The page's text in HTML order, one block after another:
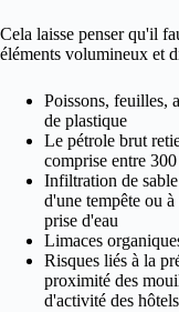
Cela laisse penser qu'il
éléments volumineux et
Poissons, feuilles,
de plastique
Le pétrole brut
comprise entre
Infiltration de
d'une tempête ou
prise d'eau
Limaces
Risques liés à la
proximité des
d'activité des hôtels